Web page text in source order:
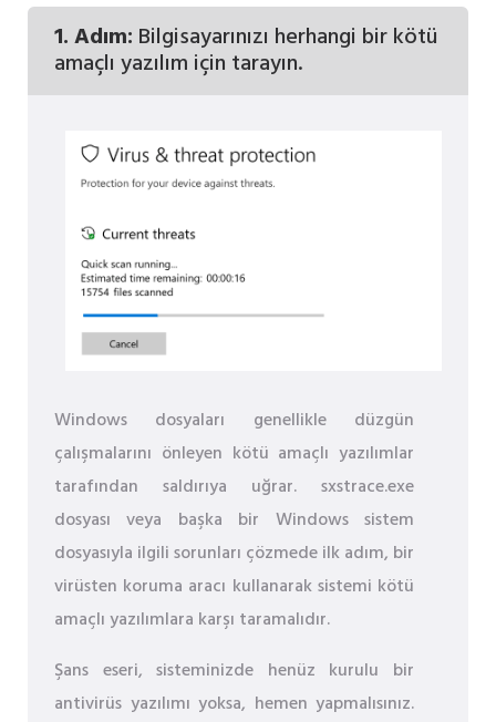
1. Adım: Bilgisayarınızı herhangi bir kötü
amaçlı yazılım için tarayın.
Windows dosyaları genellikle düzgün
çalışmalarını önleyen kötü amaçlı yazılımlar
tarafından saldırıya uğrar. sxstrace.exe
dosyası veya başka bir Windows sistem
dosyasıyla ilgili sorunları çözmede ilk adım, bir
virüsten koruma aracı kullanarak sistemi kötü
amaçlı yazılımlara karşı taramalıdır.
Şans eseri, sisteminizde henüz kurulu bir
antivirüs yazılımı yoksa, hemen yapmalısınız.